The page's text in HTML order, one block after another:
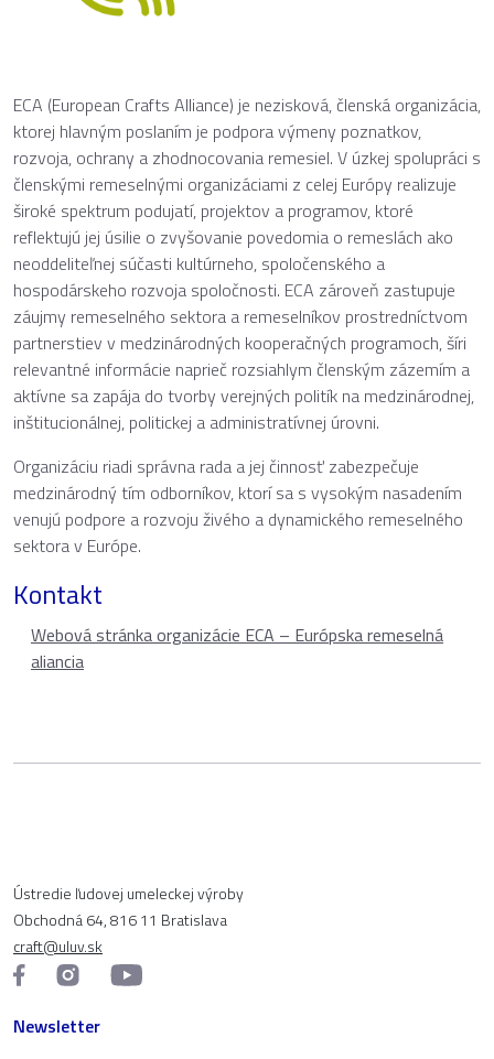
ECA (European Crafts Alliance) je nezisková, členská organizácia,
ktorej hlavným poslaním je podpora výmeny poznatkov,
rozvoja, ochrany a zhodnocovania remesiel. V úzkej spolupráci s
členskými remeselnými organizáciami z celej Európy realizuje
široké spektrum podujatí, projektov a programov, ktoré
reflektujú jej úsilie o zvyšovanie povedomia o remeslách ako
neoddeliteľnej súčasti kultúrneho, spoločenského a
hospodárskeho rozvoja spoločnosti. ECA zároveň zastupuje
záujmy remeselného sektora a remeselníkov prostredníctvom
partnerstiev v medzinárodných kooperačných programoch, šíri
relevantné informácie naprieč rozsiahlym členským zázemím a
aktívne sa zapája do tvorby verejných politík na medzinárodnej,
inštitucionálnej, politickej a administratívnej úrovni.
Organizáciu riadi správna rada a jej činnosť zabezpečuje
medzinárodný tím odborníkov, ktorí sa s vysokým nasadením
venujú podpore a rozvoju živého a dynamického remeselného
sektora v Európe.
Kontakt
Webová stránka organizácie ECA – Európska remeselná
aliancia
Ústredie ľudovej umeleckej výroby
Obchodná 64, 816 11 Bratislava
craft@uluv.sk
Newsletter